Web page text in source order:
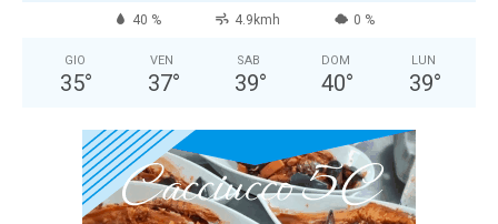
40 % 4.9kmh 0 %
GIO
35°
VEN
37°
SAB
39°
DOM
40°
LUN
39°